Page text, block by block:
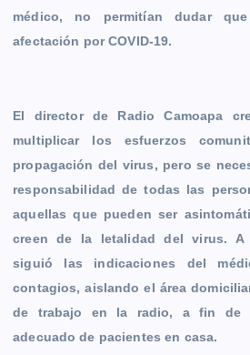
médico, no permitían dudar
afectación por COVID-19.
El director de Radio Camoapa
multiplicar los esfuerzos
propagación del virus, pero se
responsabilidad de todas las
aquellas que pueden ser
creen de la letalidad del virus. A
siguió las indicaciones del
contagios, aislando el área
de trabajo en la radio, a fin de
adecuado de pacientes en casa.